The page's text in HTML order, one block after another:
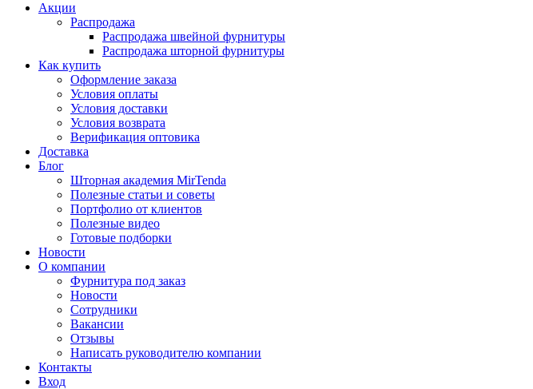
Акции
Распродажа
Распродажа швейной фурнитуры
Распродажа шторной фурнитуры
Как купить
Оформление заказа
Условия оплаты
Условия доставки
Условия возврата
Верификация оптовика
Доставка
Блог
Шторная академия MirTenda
Полезные статьи и советы
Портфолио от клиентов
Полезные видео
Готовые подборки
Новости
О компании
Фурнитура под заказ
Новости
Сотрудники
Вакансии
Отзывы
Написать руководителю компании
Контакты
Вход